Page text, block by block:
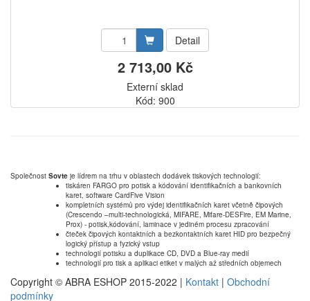
Detail
2 713,00 Kč
Externí sklad
Kód: 900
Společnost Sovte je lídrem na trhu v oblastech dodávek tiskových technologií:
tiskáren FARGO pro potisk a kódování identifikačních a bankovních
karet, software CardFive Vision
kompletních systémů pro výdej identifikačních karet včetně čipových
(Crescendo –multi-technologická, MIFARE, Mifare-DESFire, EM Marine,
Prox) - potisk,kódování, laminace v jediném procesu zpracování
čteček čipových kontaktních a bezkontaktních karet HID pro bezpečný
logický přístup a fyzický vstup
technologií potisku a duplikace CD, DVD a Blue-ray medií
technologií pro tisk a aplikaci etiket v malých až středních objemech
Copyright © ABRA ESHOP 2015-2022 | Kontakt | Obchodní
podmínky